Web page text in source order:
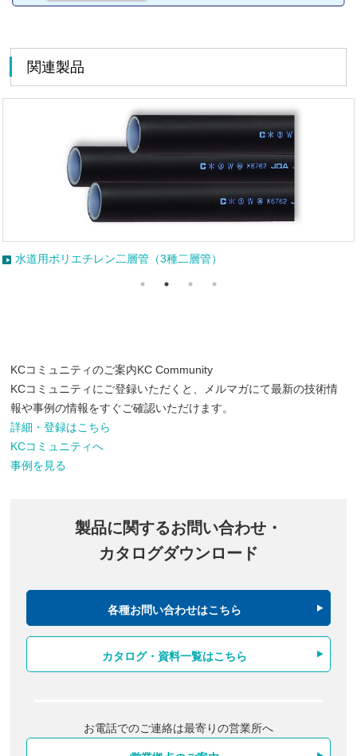
関連製品
二層管（3種二層管）
KCコミュニティのご案内KC Community
KCコミュニティにご登録いただくと、メルマガにて最新の技術情
報や事例の情報をすぐご確認いただけます。
詳細・登録はこちら
KCコミュニティへ
事例を見る
製品に関するお問い合わせ・
カタログダウンロード
各種お問い合わせはこちら
カタログ・資料一覧はこちら
お電話でのご連絡は最寄りの営業所へ